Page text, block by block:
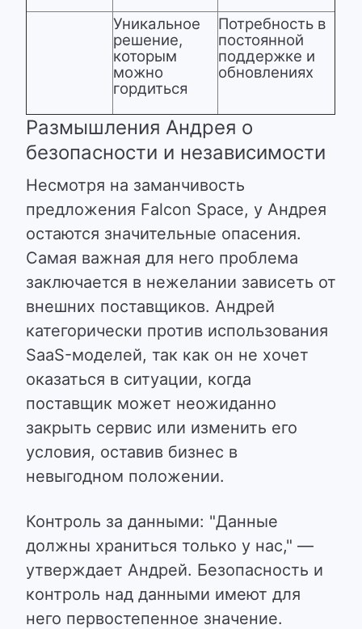
Уникальное
решение,
которым
можно
гордиться
Потребность в
постоянной
поддержке и
обновлениях
Размышления Андрея о
безопасности и независимости
Несмотря на заманчивость
предложения Falcon Space, у Андрея
остаются значительные опасения.
Самая важная для него проблема
заключается в нежелании зависеть от
внешних поставщиков. Андрей
категорически против использования
SaaS-моделей, так как он не хочет
оказаться в ситуации, когда
поставщик может неожиданно
закрыть сервис или изменить его
условия, оставив бизнес в
невыгодном положении.
Контроль за данными: "Данные
должны храниться только у нас," —
утверждает Андрей. Безопасность и
контроль над данными имеют для
него первостепенное значение.